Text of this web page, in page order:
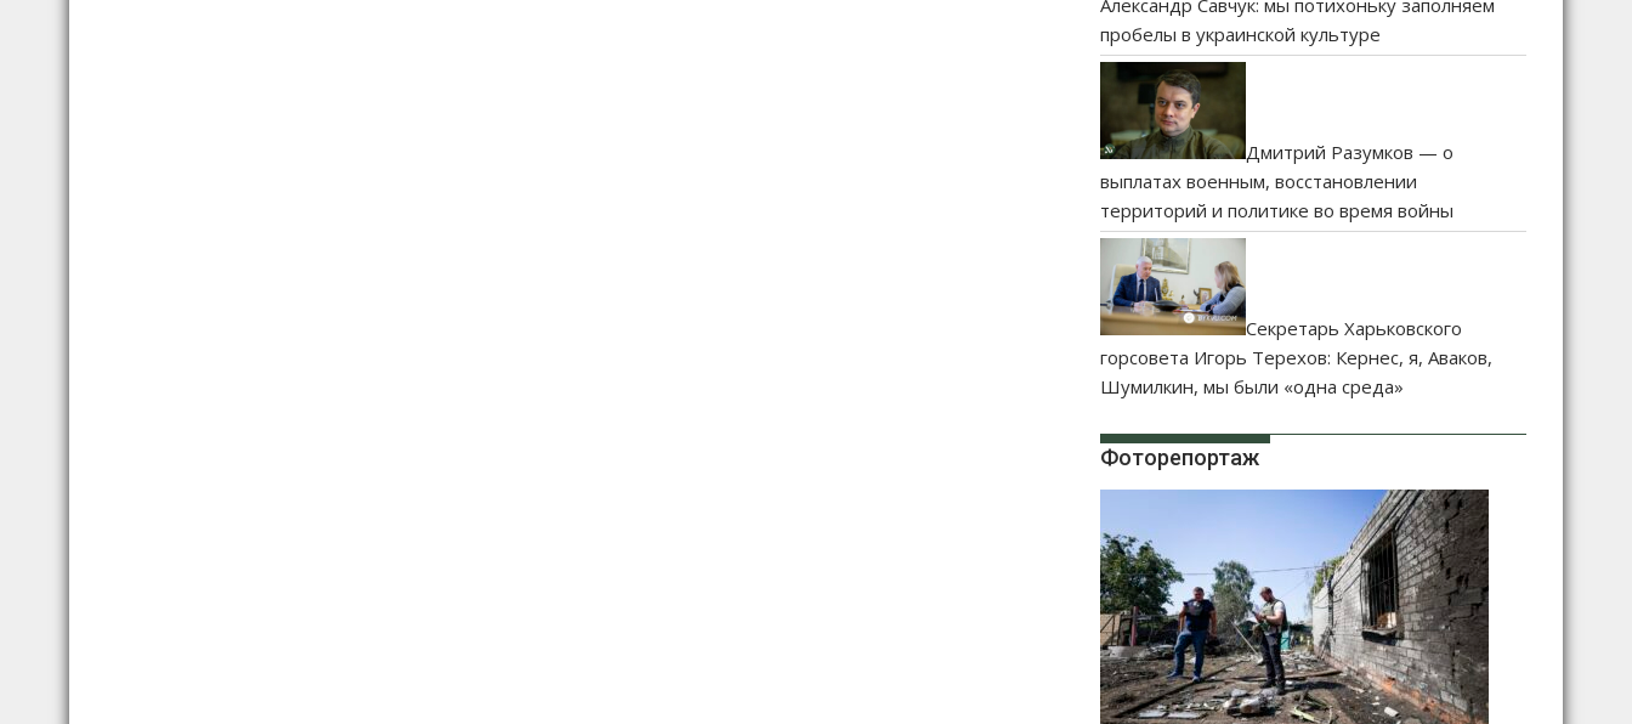
Александр Савчук: мы потихоньку заполняем
пробелы в украинской культуре
Дмитрий Разумков — о
выплатах военным, восстановлении
территорий и политике во время войны
Секретарь Харьковского
горсовета Игорь Терехов: Кернес, я, Аваков,
Шумилкин, мы были «одна среда»
Фоторепортаж